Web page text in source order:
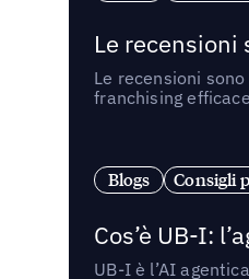
Le
Le recensioni
franchising
Blogs Consigli
Cos’è UB-I:
UB-I è l’AI